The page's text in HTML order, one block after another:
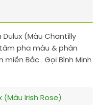
Dulux (Màu Chantilly
pha màu & phân
Bắc . Gọi Bình Minh
(Màu Irish Rose)